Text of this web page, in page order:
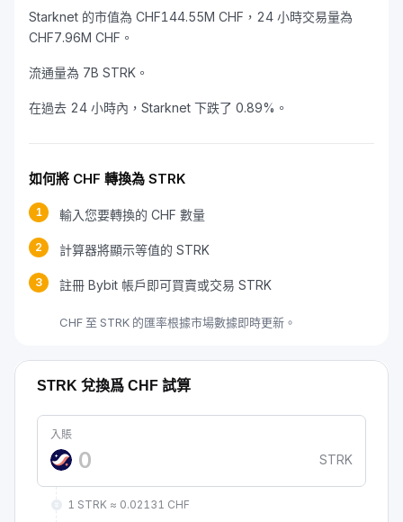
Starknet 的市值為 CHF144.55M CHF，24 小時交易量為
CHF7.96M CHF。
流通量為 7B STRK。
在過去 24 小時內，Starknet 下跌了 0.89%。
如何將 CHF 轉換為 STRK
1 輸入您要轉換的 CHF 數量
2 計算器將顯示等值的 STRK
3 註冊 Bybit 帳戶即可買賣或交易 STRK
CHF 至 STRK 的匯率根據市場數據即時更新。
STRK 兌換爲 CHF 試算
入賬
STRK
1 STRK ≈ 0.02131 CHF